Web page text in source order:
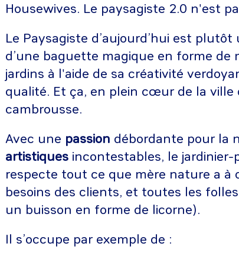
Housewives. Le paysagiste 2.0 n'est
Le Paysagiste d’aujourd’hui est plutôt
d’une baguette magique en forme de
jardins à l'aide de sa créativité
qualité. Et ça, en plein cœur de la
cambrousse.
Avec une passion débordante pour la
artistiques incontestables, le
respecte tout ce que mère nature a à
besoins des clients, et toutes les
un buisson en forme de licorne).
Il s’occupe par exemple de :